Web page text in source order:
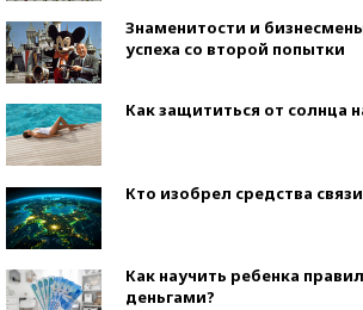
Знаменитости и
успеха со второй попытки
Как защититься от солнца
Кто изобрел средства
Как научить ребенка
деньгами?